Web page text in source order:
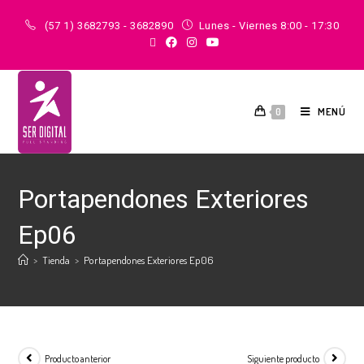
(57 1) 3682793 - 3682890 Lunes - Viernes 8:00 - 17:30
0 MENÚ
Portapendones Exteriores
Ep06
> Tienda > Portapendones Exteriores Ep06
Producto anterior Siguiente producto